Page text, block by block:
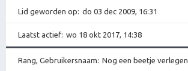
Lid geworden op do 03 dec 2009, 16:31
Laatst actief wo 18 okt 2017, 14:38
Rang, Gebruikersnaam Nog een beetje verlegen